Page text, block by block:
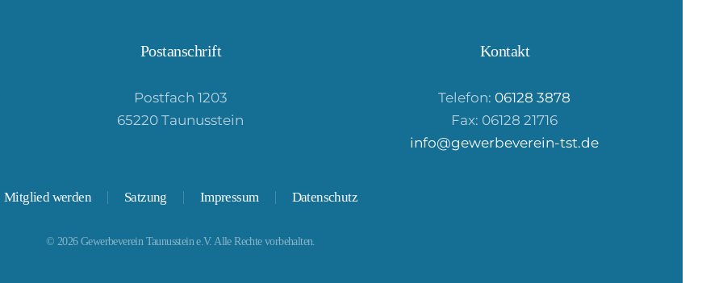
Postanschrift
Postfach 1203
65220 Taunusstein
Kontakt
Telefon: 06128 3878
Fax: 06128 21716
info@gewerbeverein-tst.de
Mitglied werden Satzung Impressum Datenschutz
© 2026Gewerbeverein Taunusstein e.V. Alle Rechte vorbehalten.